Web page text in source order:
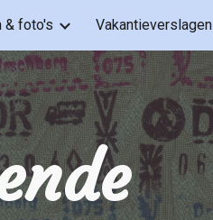
navigation
& foto's Vakantieverslagen